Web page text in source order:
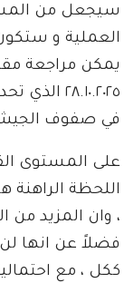
سيجعل من
العملية و
يمكن مراجعة
في صفوف الجيش
على المستوى
اللحظة
، وان المزيد من
فضلاً عن انها
ككل ، مع